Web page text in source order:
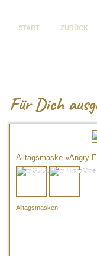
START ZURÜCK
FürDich
Alltagsmaske »Angry
Alltagsmasken